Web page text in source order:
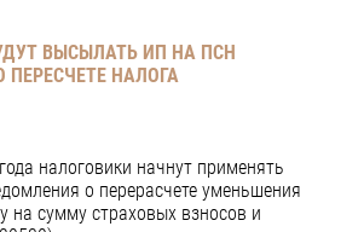
ВЫСЫЛАТЬ ИП НА ПСН
НАЛОГА
налоговики начнут применять
о перерасчете уменьшения
на сумму страховых взносов и